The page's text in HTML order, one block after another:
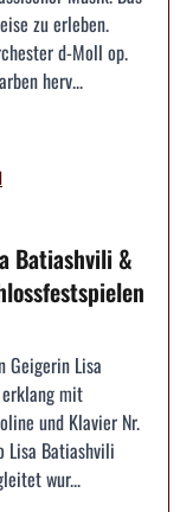
zu erleben.
d-Moll op.
herv...
Batiashvili &
Geigerin Lisa
mit
und Klavier Nr.
Lisa Batiashvili
wur...